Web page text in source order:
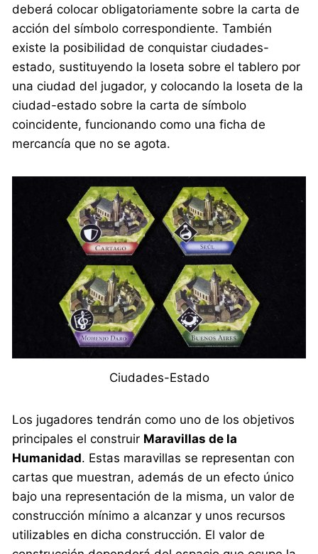
deberá colocar obligatoriamente sobre la carta de
acción del símbolo correspondiente. También
existe la posibilidad de conquistar ciudades-
estado, sustituyendo la loseta sobre el tablero por
una ciudad del jugador, y colocando la loseta de la
ciudad-estado sobre la carta de símbolo
coincidente, funcionando como una ficha de
mercancía que no se agota.
Ciudades-Estado
Los jugadores tendrán como uno de los objetivos
principales el construir Maravillas de la
Humanidad. Estas maravillas se representan con
cartas que muestran, además de un efecto único
bajo una representación de la misma, un valor de
construcción mínimo a alcanzar y unos recursos
utilizables en dicha construcción. El valor de